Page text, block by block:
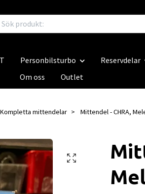
Personbilsturbo Reservdelar
Om oss
Outlet
Kompletta mittendelar Mittendel - CHRA,